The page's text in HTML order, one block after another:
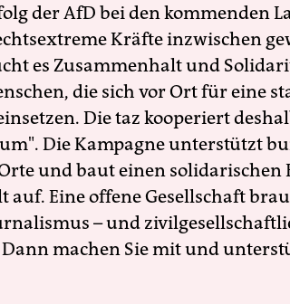
der AfD bei den kommenden
Kräfte inzwischen
es Zusammenhalt und
die sich vor Ort für eine
Die taz kooperiert
Die Kampagne unterstützt
und baut einen solidarischen
auf. Eine offene Gesellschaft
– und
Dann machen Sie mit und